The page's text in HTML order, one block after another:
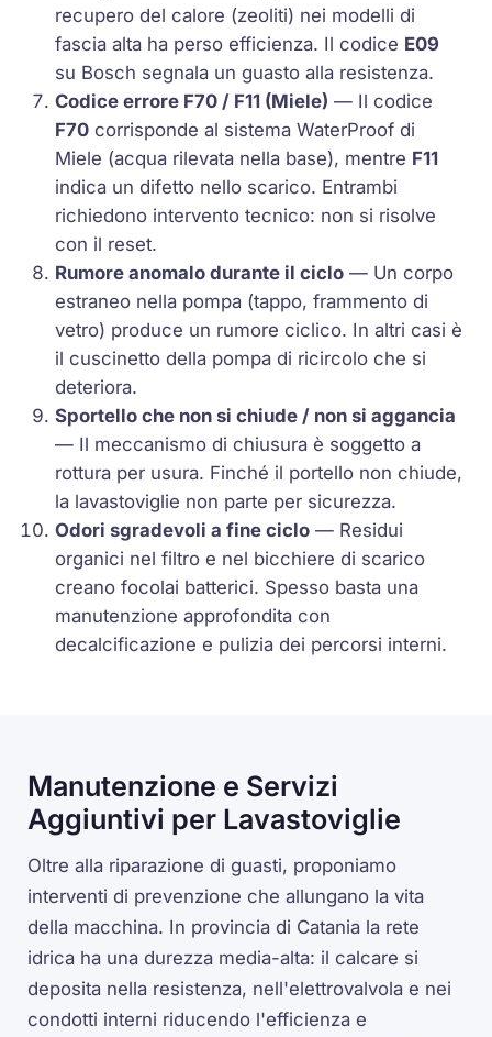
recupero del calore (zeoliti) nei modelli di
fascia alta ha perso efficienza. Il codice E09
su Bosch segnala un guasto alla resistenza.
Codice errore F70 / F11 (Miele) — Il codice
F70 corrisponde al sistema WaterProof di
Miele (acqua rilevata nella base), mentre F11
indica un difetto nello scarico. Entrambi
richiedono intervento tecnico: non si risolve
con il reset.
Rumore anomalo durante il ciclo — Un corpo
estraneo nella pompa (tappo, frammento di
vetro) produce un rumore ciclico. In altri casi è
il cuscinetto della pompa di ricircolo che si
deteriora.
Sportello che non si chiude / non si aggancia
— Il meccanismo di chiusura è soggetto a
rottura per usura. Finché il portello non chiude,
la lavastoviglie non parte per sicurezza.
Odori sgradevoli a fine ciclo — Residui
organici nel filtro e nel bicchiere di scarico
creano focolai batterici. Spesso basta una
manutenzione approfondita con
decalcificazione e pulizia dei percorsi interni.
Manutenzione e Servizi
Aggiuntivi per Lavastoviglie
Oltre alla riparazione di guasti, proponiamo
interventi di prevenzione che allungano la vita
della macchina. In provincia di Catania la rete
idrica ha una durezza media-alta: il calcare si
deposita nella resistenza, nell'elettrovalvola e nei
condotti interni riducendo l'efficienza e